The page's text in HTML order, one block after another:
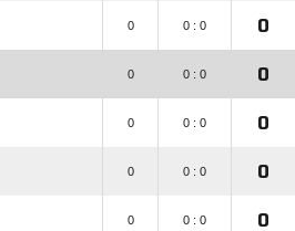
0 0 : 0 0
0 0 : 0 0
0 0 : 0 0
0 0 : 0 0
0 0 : 0 0